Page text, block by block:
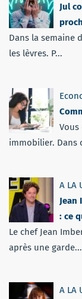
Jul
Dans la semaine
les lèvres. P...
Vous
immobilier. Dans
A LA
Jean
: ce
Le chef Jean
après une garde...
A LA